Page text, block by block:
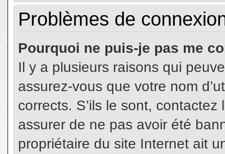
Problèmes de
Pourquoi ne puis-je pas me
Il y a plusieurs raisons qui
assurez-vous que votre nom
corrects. S’ils le sont,
assurer de ne pas avoir été
propriétaire du site Internet ait